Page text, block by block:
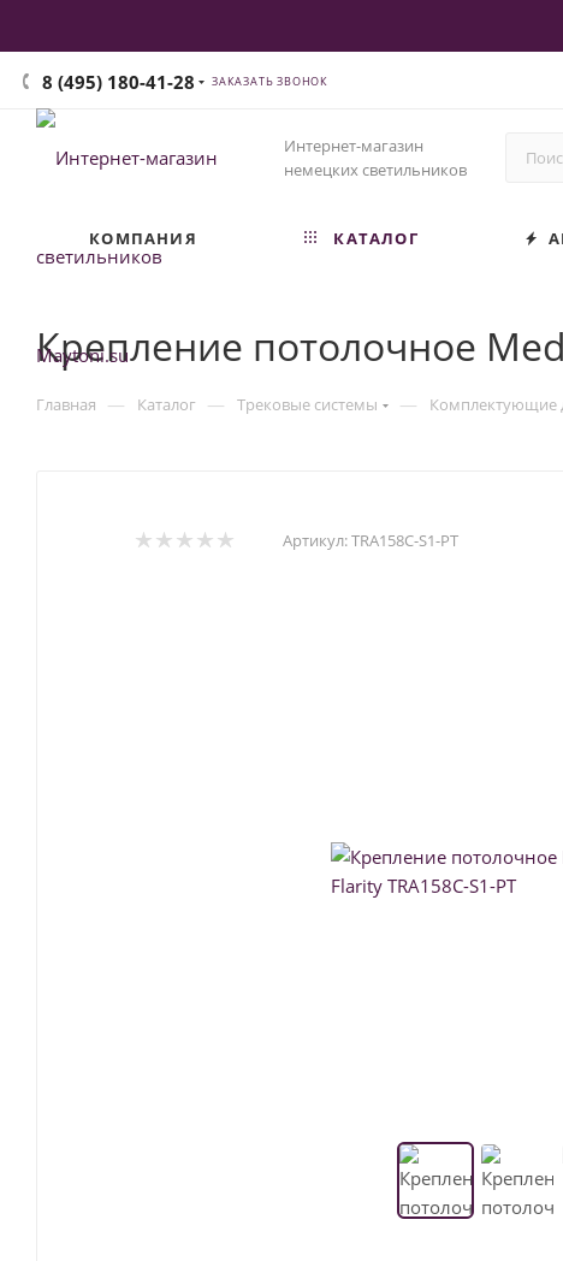
8 (495) 180-41-28 ЗАКАЗАТЬ ЗВОНОК
Интернет-магазин
немецких светильников
КОМПАНИЯ КАТАЛОГ
Крепление потолочное
Главная — Каталог — Трековые системы — Комплектующие
Артикул:TRA158C-S1-PT